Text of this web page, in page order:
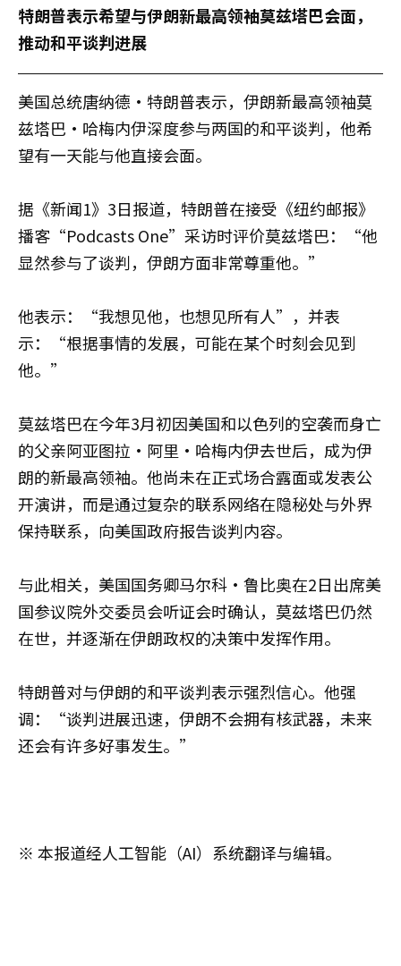
特朗普表示希望与伊朗新最高领袖莫兹塔巴会面，
推动和平谈判进展
美国总统唐纳德·特朗普表示，伊朗新最高领袖莫
兹塔巴·哈梅内伊深度参与两国的和平谈判，他希
望有一天能与他直接会面。
据《新闻1》3日报道，特朗普在接受《纽约邮报》
播客“Podcasts One”采访时评价莫兹塔巴：“他
显然参与了谈判，伊朗方面非常尊重他。”
他表示：“我想见他，也想见所有人”，并表
示：“根据事情的发展，可能在某个时刻会见到
他。”
莫兹塔巴在今年3月初因美国和以色列的空袭而身亡
的父亲阿亚图拉·阿里·哈梅内伊去世后，成为伊
朗的新最高领袖。他尚未在正式场合露面或发表公
开演讲，而是通过复杂的联系网络在隐秘处与外界
保持联系，向美国政府报告谈判内容。
与此相关，美国国务卿马尔科·鲁比奥在2日出席美
国参议院外交委员会听证会时确认，莫兹塔巴仍然
在世，并逐渐在伊朗政权的决策中发挥作用。
特朗普对与伊朗的和平谈判表示强烈信心。他强
调：“谈判进展迅速，伊朗不会拥有核武器，未来
还会有许多好事发生。”
※ 本报道经人工智能（AI）系统翻译与编辑。